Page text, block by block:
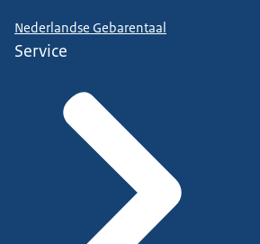
Nederlandse Gebarentaal
Service